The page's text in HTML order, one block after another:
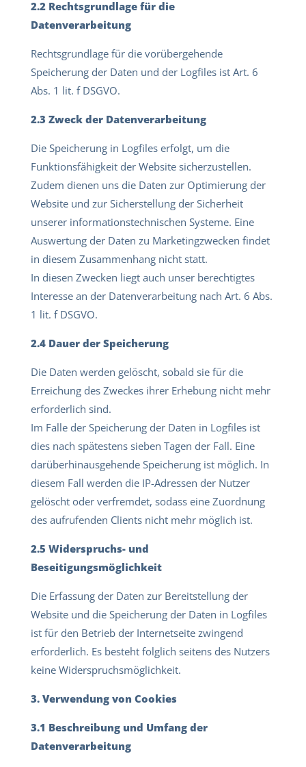
2.2 Rechtsgrundlage für die
Datenverarbeitung
Rechtsgrundlage für die vorübergehende
Speicherung der Daten und der Logfiles ist Art. 6
Abs. 1 lit. f DSGVO.
2.3 Zweck der Datenverarbeitung
Die Speicherung in Logfiles erfolgt, um die
Funktionsfähigkeit der Website sicherzustellen.
Zudem dienen uns die Daten zur Optimierung der
Website und zur Sicherstellung der Sicherheit
unserer informationstechnischen Systeme. Eine
Auswertung der Daten zu Marketingzwecken findet
in diesem Zusammenhang nicht statt.
In diesen Zwecken liegt auch unser berechtigtes
Interesse an der Datenverarbeitung nach Art. 6 Abs.
1 lit. f DSGVO.
2.4 Dauer der Speicherung
Die Daten werden gelöscht, sobald sie für die
Erreichung des Zweckes ihrer Erhebung nicht mehr
erforderlich sind.
Im Falle der Speicherung der Daten in Logfiles ist
dies nach spätestens sieben Tagen der Fall. Eine
darüberhinausgehende Speicherung ist möglich. In
diesem Fall werden die IP-Adressen der Nutzer
gelöscht oder verfremdet, sodass eine Zuordnung
des aufrufenden Clients nicht mehr möglich ist.
2.5 Widerspruchs- und
Beseitigungsmöglichkeit
Die Erfassung der Daten zur Bereitstellung der
Website und die Speicherung der Daten in Logfiles
ist für den Betrieb der Internetseite zwingend
erforderlich. Es besteht folglich seitens des Nutzers
keine Widerspruchsmöglichkeit.
3. Verwendung von Cookies
3.1 Beschreibung und Umfang der
Datenverarbeitung